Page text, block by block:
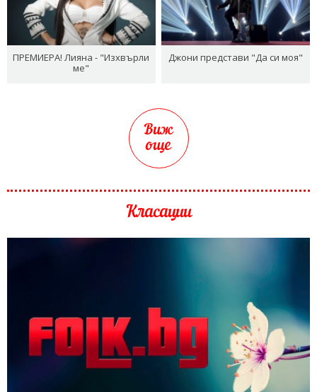
ПРЕМИЕРА! Лияна - "Изхвърли
ме"
Джони представи "Да си моя"
Виж
още
Класации